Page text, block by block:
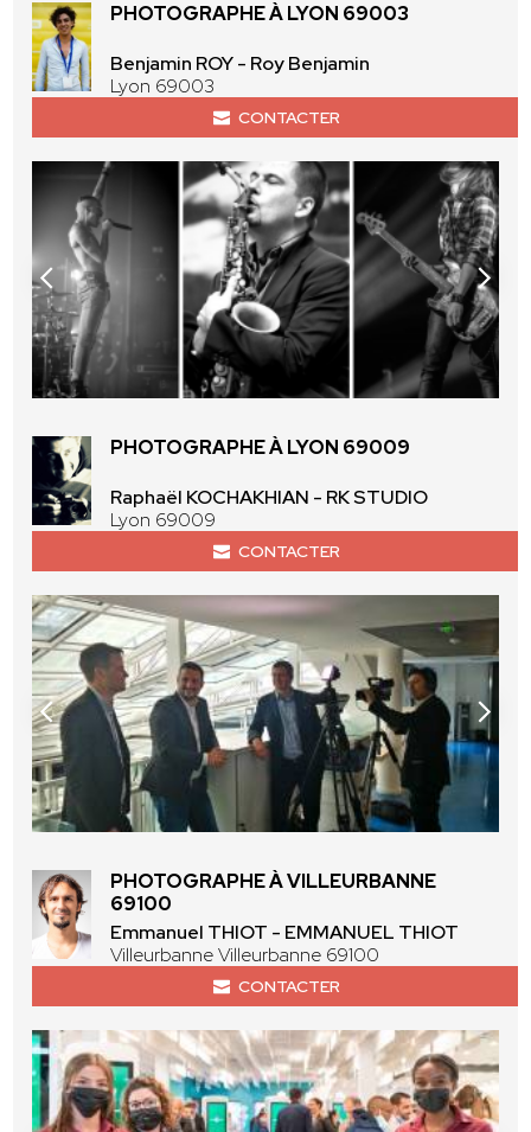
PHOTOGRAPHE À LYON 69003
Benjamin ROY - Roy Benjamin
Lyon 69003
CONTACTER
PHOTOGRAPHE À LYON 69009
Raphaël KOCHAKHIAN - RK STUDIO
Lyon 69009
CONTACTER
PHOTOGRAPHE À VILLEURBANNE
69100
Emmanuel THIOT - EMMANUEL THIOT
Villeurbanne Villeurbanne 69100
CONTACTER